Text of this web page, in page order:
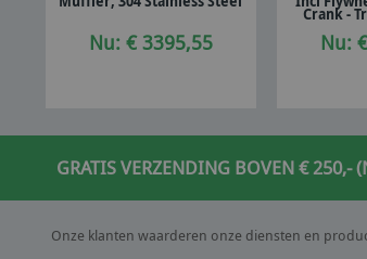
Nu: € 3395,55
Crank -
Nu:
GRATIS VERZENDING BOVEN € 250,-
Onze klanten waarderen onze diensten en